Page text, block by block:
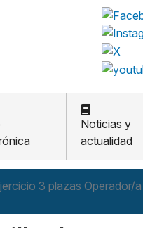
Noticias y
actualidad
3 plazas Operador/